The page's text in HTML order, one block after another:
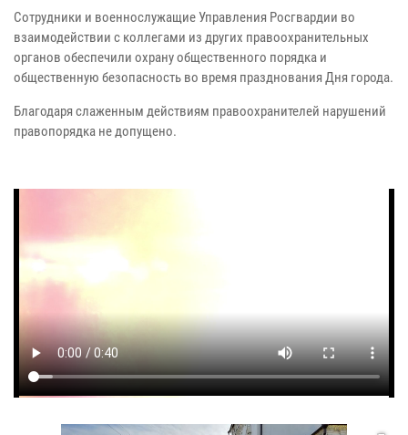
Сотрудники и военнослужащие Управления Росгвардии во
взаимодействии с коллегами из других правоохранительных
органов обеспечили охрану общественного порядка и
общественную безопасность во время празднования Дня города.
Благодаря слаженным действиям правоохранителей нарушений
правопорядка не допущено.